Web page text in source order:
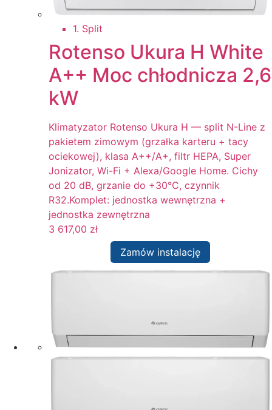
1. Split
Rotenso Ukura H White
A++ Moc chłodnicza 2,6
kW
Klimatyzator Rotenso Ukura H — split N-Line z
pakietem zimowym (grzałka karteru + tacy
ociekowej), klasa A++/A+, filtr HEPA, Super
Jonizator, Wi-Fi + Alexa/Google Home. Cichy
od 20 dB, grzanie do +30°C, czynnik
R32.Komplet: jednostka wewnętrzna +
jednostka zewnętrzna
3 617,00 zł
Zamów instalację